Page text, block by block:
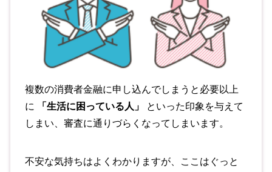
複数の消費者金融に申し込んでしまうと必要以上
に
「生活に困っている人」
といった印象を与えて
しまい、審査に通りづらくなってしまいます。
不安な気持ちはよくわかりますが、ここはぐっと